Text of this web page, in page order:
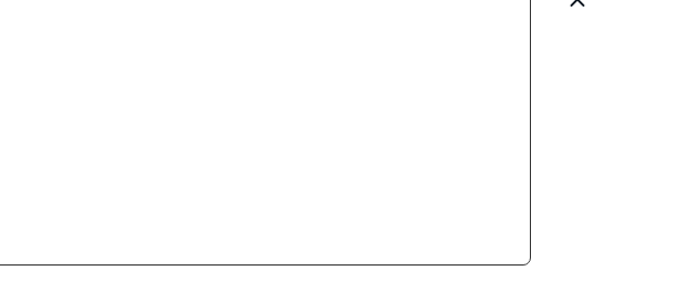
Anzahl zu erhöhen oder zu reduzieren.